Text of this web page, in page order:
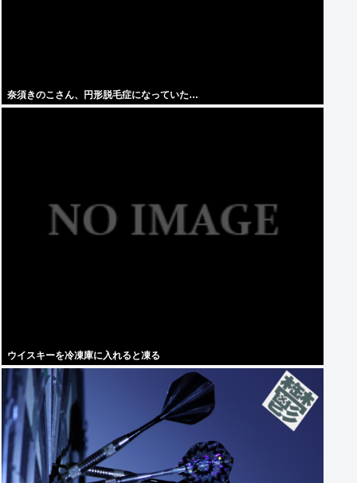
奈須きのこさん、円形脱毛症になっていた…
ウイスキーを冷凍庫に入れると凍る